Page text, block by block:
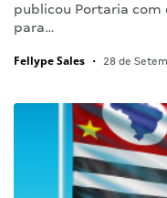
publicou Portaria
para…
Fellype Sales • 28 de